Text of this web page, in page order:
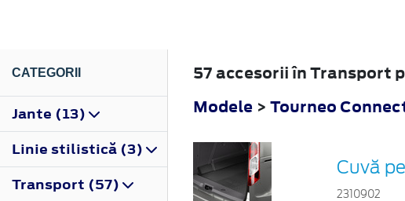
CATEGORII
Jante (13)
Linie stilistică (3)
Transport (57)
57 accesorii în Transport
Modele > Tourneo
Cuvă
2310902